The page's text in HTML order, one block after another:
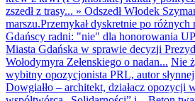
zszedł z trasy... » Odszedł Włodek
marszu.Przemykał dyskretnie po różnych
Gdańscy radni: "nie" dla honorowania
Miasta Gdańska w sprawie decyzji
Wołodymyra Zełenskiego o nadan... Nie
wybitny opozycjonista PRL, autor
Dowgiałło – architekt, działacz opozycji